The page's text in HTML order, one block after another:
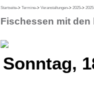
Startseite-> Termine-> Veranstaltungen-> 2025->
Fischessen mit
Sonntag,